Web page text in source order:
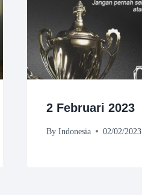
2 Februari 2023
By Indonesia 02/02/2023